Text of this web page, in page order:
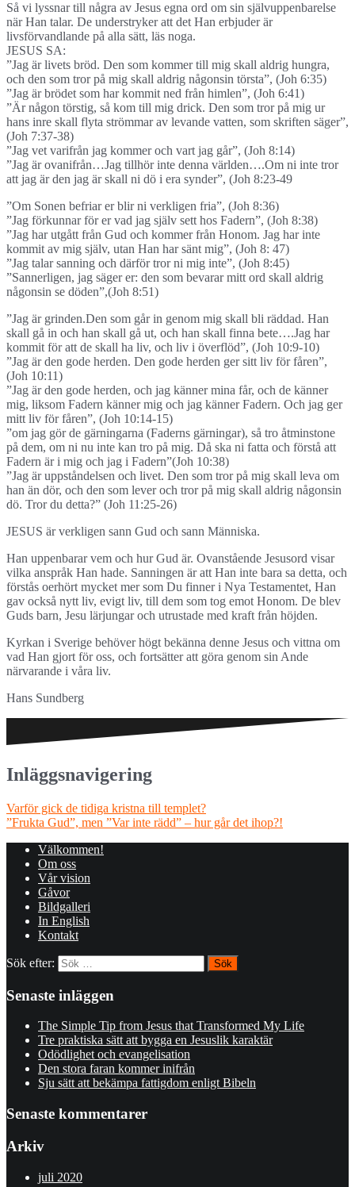
Så vi lyssnar till några av Jesus egna ord om sin självuppenbarelse
när Han talar. De understryker att det Han erbjuder är
livsförvandlande på alla sätt, läs noga.
JESUS SA:
”Jag är livets bröd. Den som kommer till mig skall aldrig hungra,
och den som tror på mig skall aldrig någonsin törsta”, (Joh 6:35)
”Jag är brödet som har kommit ned från himlen”, (Joh 6:41)
”Är någon törstig, så kom till mig drick. Den som tror på mig ur
hans inre skall flyta strömmar av levande vatten, som skriften säger”,
(Joh 7:37-38)
”Jag vet varifrån jag kommer och vart jag går”, (Joh 8:14)
”Jag är ovanifrån…Jag tillhör inte denna världen….Om ni inte tror
att jag är den jag är skall ni dö i era synder”, (Joh 8:23-49
”Om Sonen befriar er blir ni verkligen fria”, (Joh 8:36)
”Jag förkunnar för er vad jag själv sett hos Fadern”, (Joh 8:38)
”Jag har utgått från Gud och kommer från Honom. Jag har inte
kommit av mig själv, utan Han har sänt mig”, (Joh 8: 47)
”Jag talar sanning och därför tror ni mig inte”, (Joh 8:45)
”Sannerligen, jag säger er: den som bevarar mitt ord skall aldrig
någonsin se döden”,(Joh 8:51)
”Jag är grinden.Den som går in genom mig skall bli räddad. Han
skall gå in och han skall gå ut, och han skall finna bete….Jag har
kommit för att de skall ha liv, och liv i överflöd”, (Joh 10:9-10)
”Jag är den gode herden. Den gode herden ger sitt liv för fåren”,
(Joh 10:11)
”Jag är den gode herden, och jag känner mina får, och de känner
mig, liksom Fadern känner mig och jag känner Fadern. Och jag ger
mitt liv för fåren”, (Joh 10:14-15)
”om jag gör de gärningarna (Faderns gärningar), så tro åtminstone
på dem, om ni nu inte kan tro på mig. Då ska ni fatta och förstå att
Fadern är i mig och jag i Fadern”(Joh 10:38)
”Jag är uppståndelsen och livet. Den som tror på mig skall leva om
han än dör, och den som lever och tror på mig skall aldrig någonsin
dö. Tror du detta?” (Joh 11:25-26)
JESUS är verkligen sann Gud och sann Människa.
Han uppenbarar vem och hur Gud är. Ovanstående Jesusord visar
vilka anspråk Han hade. Sanningen är att Han inte bara sa detta, och
förstås oerhört mycket mer som Du finner i Nya Testamentet, Han
gav också nytt liv, evigt liv, till dem som tog emot Honom. De blev
Guds barn, Jesu lärjungar och utrustade med kraft från höjden.
Kyrkan i Sverige behöver högt bekänna denne Jesus och vittna om
vad Han gjort för oss, och fortsätter att göra genom sin Ande
närvarande i våra liv.
Hans Sundberg
Inläggsnavigering
Varför gick de tidiga kristna till templet?
”Frukta Gud”, men ”Var inte rädd” – hur går det ihop?!
Välkommen!
Om oss
Vår vision
Gåvor
Bildgalleri
In English
Kontakt
Sök efter:
Senaste inläggen
The Simple Tip from Jesus that Transformed My Life
Tre praktiska sätt att bygga en Jesuslik karaktär
Odödlighet och evangelisation
Den stora faran kommer inifrån
Sju sätt att bekämpa fattigdom enligt Bibeln
Senaste kommentarer
Arkiv
juli 2020